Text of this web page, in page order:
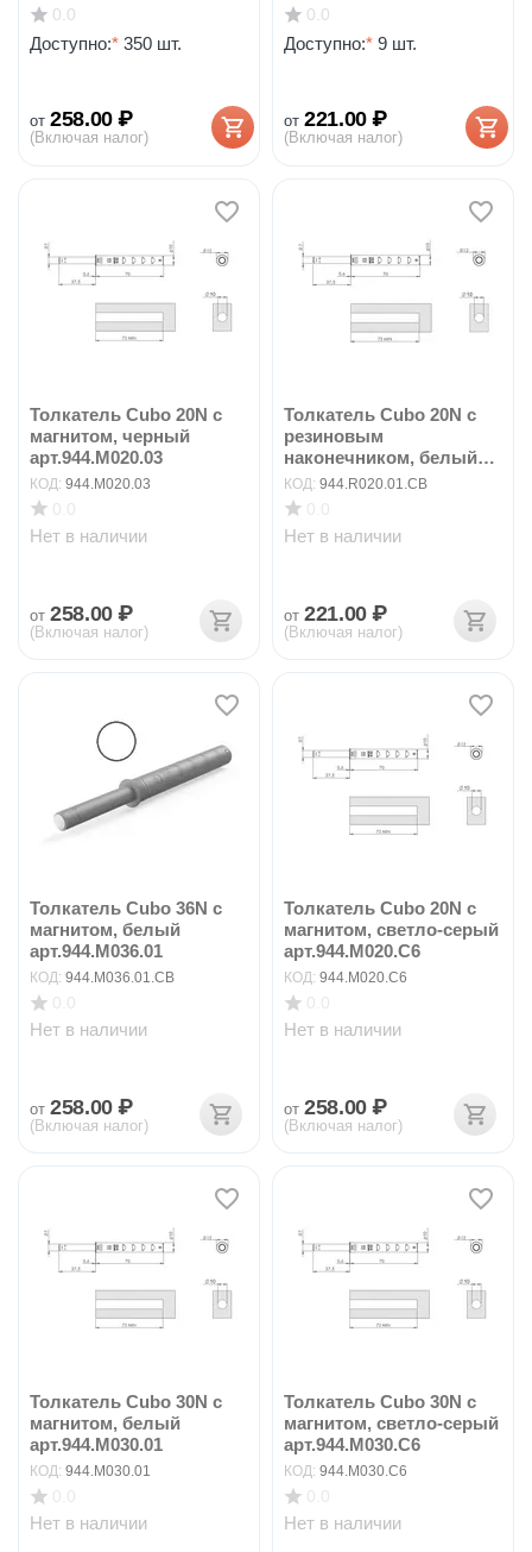
0.0
Доступно:* 350 шт.
от 258.00 ₽
(Включая налог)
0.0
Доступно:* 9 шт.
от 221.00 ₽
(Включая налог)
Толкатель Cubo 20N с
магнитом, черный
арт.944.M020.03
КОД: 944.M020.03
Нет в наличии
от 258.00 ₽
(Включая налог)
Толкатель Cubo 20N с
резиновым
наконечником, белый
арт.94...
КОД: 944.R020.01.CB
Нет в наличии
от 221.00 ₽
(Включая налог)
Толкатель Cubo 36N с
магнитом, белый
арт.944.M036.01
КОД: 944.M036.01.CB
Нет в наличии
от 258.00 ₽
(Включая налог)
Толкатель Cubo 20N с
магнитом, светло-серый
арт.944.M020.C6
КОД: 944.M020.C6
Нет в наличии
от 258.00 ₽
(Включая налог)
Толкатель Cubo 30N с
магнитом, белый
арт.944.M030.01
КОД: 944.M030.01
Нет в наличии
Толкатель Cubo 30N с
магнитом, светло-серый
арт.944.M030.C6
КОД: 944.M030.C6
Нет в наличии